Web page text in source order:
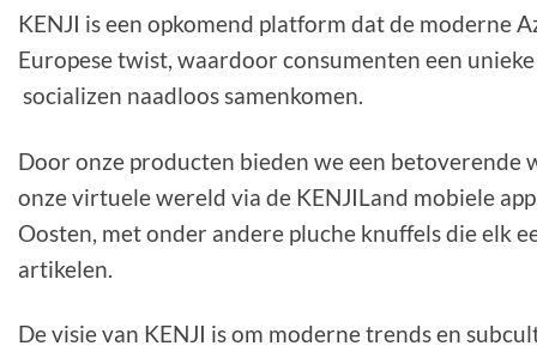
KENJI is een opkomend platform dat de moderne
Europese twist, waardoor consumenten een
socializen naadloos samenkomen.
Door onze producten bieden we een
onze virtuele wereld via de KENJILand mobiele
Oosten, met onder andere pluche knuffels die elk
artikelen.
De visie van KENJI is om moderne trends en